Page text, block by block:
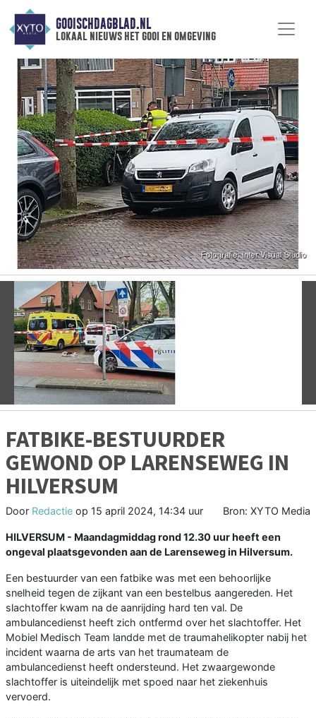
GOOISCHDAGBLAD.NL
lokaal nieuws het gooi en omgeving
Vorige
FATBIKE-BESTUURDER
GEWOND OP LARENSEWEG IN
HILVERSUM
Door Redactie op 15 april 2024, 14:34 uur Bron: XYTO Media
HILVERSUM - Maandagmiddag rond 12.30 uur heeft een
ongeval plaatsgevonden aan de Larenseweg in Hilversum.
Een bestuurder van een fatbike was met een behoorlijke
snelheid tegen de zijkant van een bestelbus aangereden. Het
slachtoffer kwam na de aanrijding hard ten val. De
ambulancedienst heeft zich ontfermd over het slachtoffer. Het
Mobiel Medisch Team landde met de traumahelikopter nabij het
incident waarna de arts van het traumateam de
ambulancedienst heeft ondersteund. Het zwaargewonde
slachtoffer is uiteindelijk met spoed naar het ziekenhuis
vervoerd.